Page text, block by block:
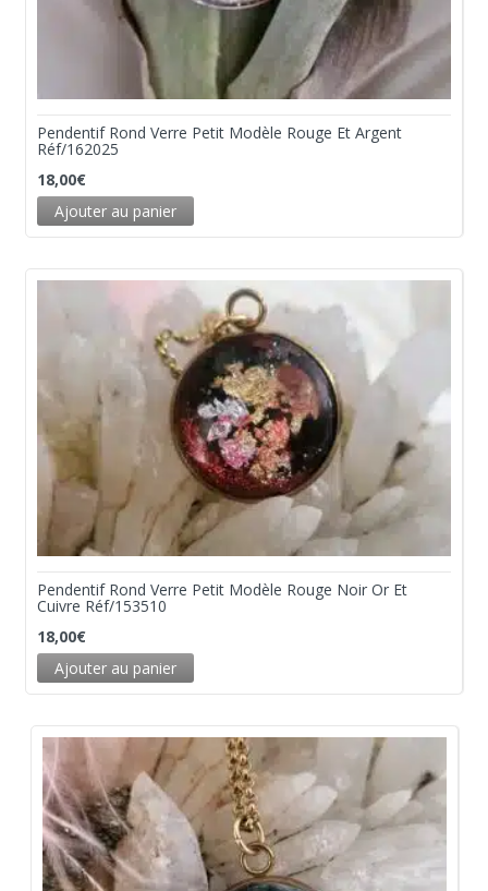
Pendentif Rond Verre Petit Modèle Rouge Et Argent
Réf/162025
18,00€
Ajouter au panier
Pendentif Rond Verre Petit Modèle Rouge Noir Or Et
Cuivre Réf/153510
18,00€
Ajouter au panier